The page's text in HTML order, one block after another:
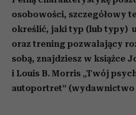
i reklam, aby oferować funkcje
analizować ruch w naszej
korzystasz z naszej witryny,
społecznościowym, reklamowym
Partnerzy mogą połączyć te
otrzymanymi od Ciebie lub
osobowości, szczegółowy
określić, jaki typ (lub typy)
oraz trening pozwalający
sobą, znajdziesz w książce
i Louis B. Morris „Twój
autoportret” (wydawnictwo